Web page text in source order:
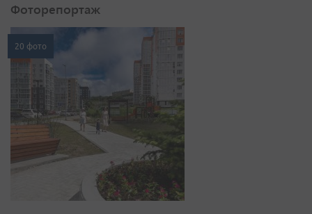
Фоторепортаж
20 фото